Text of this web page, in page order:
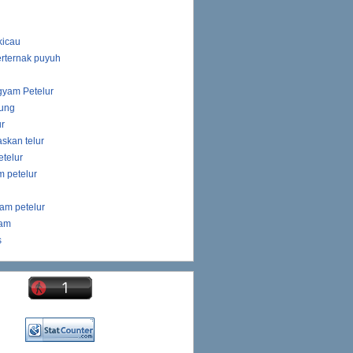
puyuh
Petelur
telur
petelur
petelur